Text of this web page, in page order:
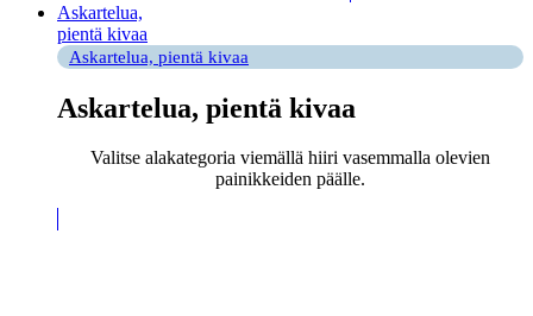
Askartelua,
pientä kivaa
Askartelua, pientä kivaa
Askartelua, pientä kivaa
Valitse alakategoria viemällä hiiri vasemmalla olevien
painikkeiden päälle.